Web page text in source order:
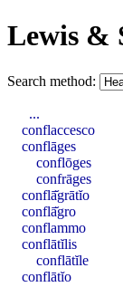
Lewis &
Search method:
...
conflaccesco
conflāges
conflōges
confrāges
conflā̆grātĭo
conflā̆gro
conflammo
conflātĭlis
conflātĭle
conflātĭo